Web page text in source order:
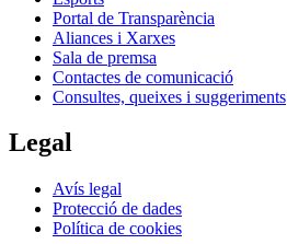
Portal de Transparència
Aliances i Xarxes
Sala de premsa
Contactes de comunicació
Consultes, queixes i suggeriments
Legal
Avís legal
Protecció de dades
Política de cookies